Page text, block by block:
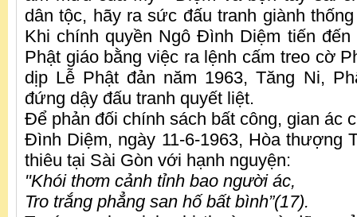
dân tộc, hãy ra sức đấu tranh giành
Khi chính quyền Ngô Đình Diệm tiến
Phật giáo bằng việc ra lệnh cấm treo cờ
dịp Lễ Phật đản năm 1963, Tăng Ni,
đứng dậy đấu tranh quyết liệt.
Để phản đối chính sách bất công, gian ác
Đình Diệm, ngày 11-6-1963, Hòa thượng
thiêu tại Sài Gòn với hạnh nguyện:
"Khói thơm cảnh tỉnh bao người ác,
Tro trắng phẳng san hố bất bình”(17).